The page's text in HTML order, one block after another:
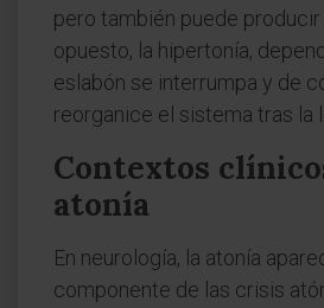
pero también puede
opuesto, la hipertonía,
eslabón se interrumpa y de
reorganice el sistema tras la
Contextos
atonía
En neurología, la atonía
componente de las crisis